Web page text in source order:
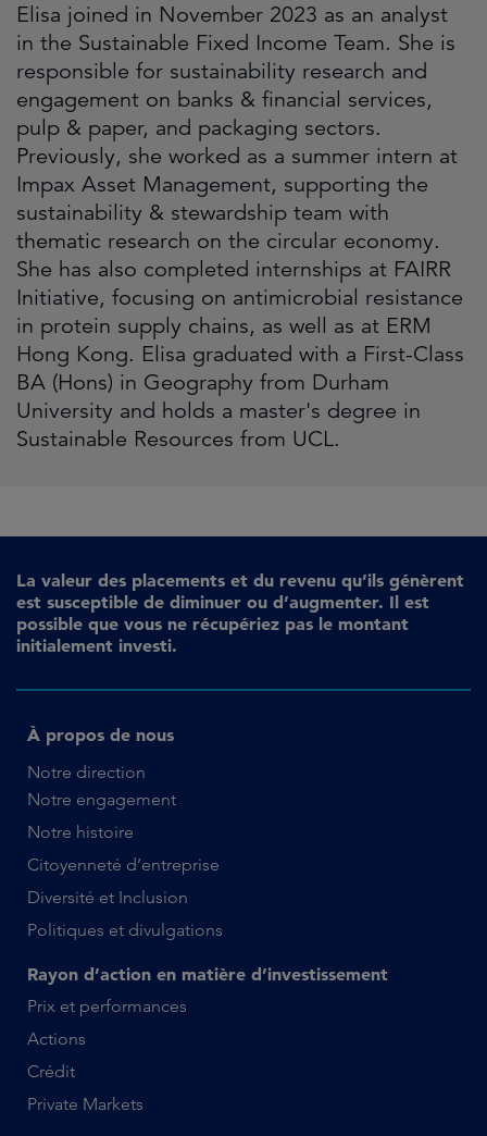
Elisa joined in November 2023 as an analyst
in the Sustainable Fixed Income Team. She is
responsible for sustainability research and
engagement on banks & financial services,
pulp & paper, and packaging sectors.
Previously, she worked as a summer intern at
Impax Asset Management, supporting the
sustainability & stewardship team with
thematic research on the circular economy.
She has also completed internships at FAIRR
Initiative, focusing on antimicrobial resistance
in protein supply chains, as well as at ERM
Hong Kong. Elisa graduated with a First-Class
BA (Hons) in Geography from Durham
University and holds a master's degree in
Sustainable Resources from UCL.
La valeur des placements et du revenu qu’ils génèrent
est susceptible de diminuer ou d’augmenter. Il est
possible que vous ne récupériez pas le montant
initialement investi.
À propos de nous
Notre direction
Notre engagement
Notre histoire
Citoyenneté d’entreprise
Diversité et Inclusion
Politiques et divulgations
Rayon d’action en matière d’investissement
Prix et performances
Actions
Crédit
Private Markets